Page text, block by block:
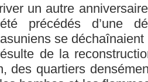
un autre
précédés d’une
se
de la
des quartiers